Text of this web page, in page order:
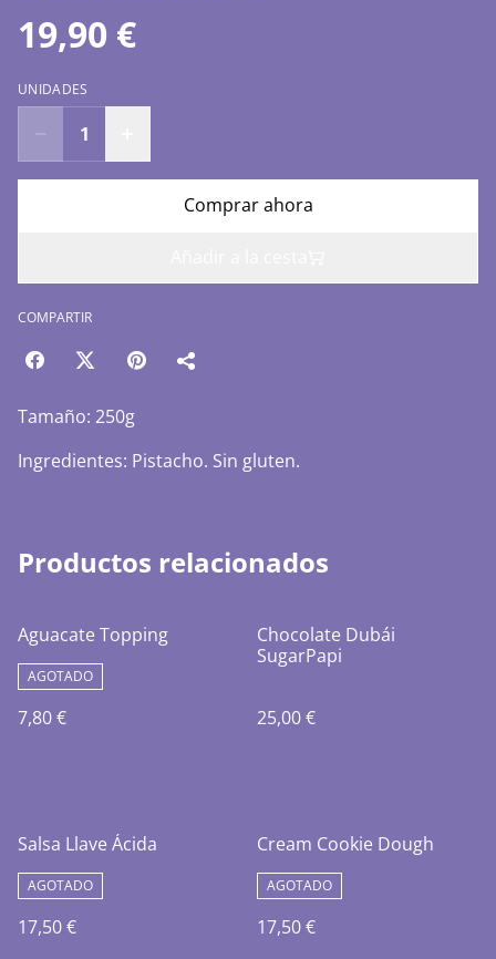
19,90 €
UNIDADES
Comprar ahora
COMPARTIR
Tamaño: 250g
Ingredientes: Pistacho. Sin gluten.
Productos relacionados
Aguacate Topping
AGOTADO
7,80 €
Chocolate Dubái
SugarPapi
25,00 €
Salsa Llave Ácida
AGOTADO
17,50 €
Cream Cookie Dough
AGOTADO
17,50 €